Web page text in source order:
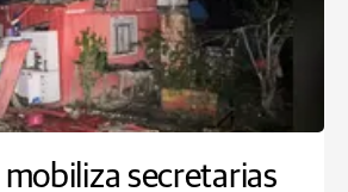
secretarias